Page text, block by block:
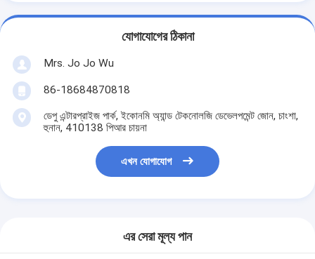
যোগাযোগের ঠিকানা
Mrs. Jo Jo Wu
86-18684870818
ডেপু এন্টারপ্রাইজ পার্ক, ইকোনমি অ্যান্ড টেকনোলজি ডেভেলপমেন্ট জোন, চাংশা,
হুনান, 410138 পিআর চায়না
এখন যোগাযোগ
এর সেরা মূল্য পান